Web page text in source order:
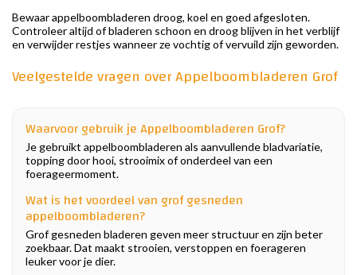
Bewaar appelboombladeren droog, koel en goed afgesloten.
Controleer altijd of bladeren schoon en droog blijven in het verblijf
en verwijder restjes wanneer ze vochtig of vervuild zijn geworden.
Veelgestelde vragen over Appelboombladeren Grof
Waarvoor gebruik je Appelboombladeren Grof?
Je gebruikt appelboombladeren als aanvullende bladvariatie,
topping door hooi, strooimix of onderdeel van een
foerageermoment.
Wat is het voordeel van grof gesneden
appelboombladeren?
Grof gesneden bladeren geven meer structuur en zijn beter
zoekbaar. Dat maakt strooien, verstoppen en foerageren
leuker voor je dier.